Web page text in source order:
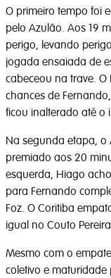
O primeiro tempo foi
pelo Azulão. Aos 19
perigo, levando
jogada ensaiada de
cabeceou na trave.
chances de
ficou inalterado até o
Na segunda etapa, o
premiado aos 20
esquerda, Hiago
para Fernando
Foz. O Coritiba
igual no Couto
Mesmo com o
coletivo e